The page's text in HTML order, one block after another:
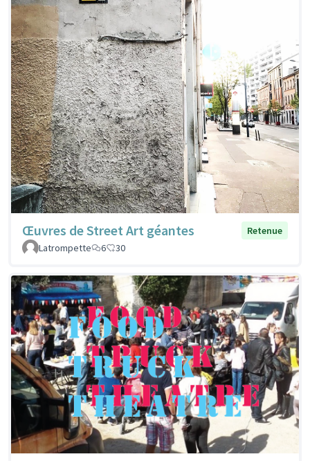
Œuvres de Street Art géantes
Retenue
Latrompette
6 30